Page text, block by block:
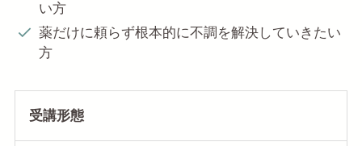
い方
薬だけに頼らず根本的に不調を解決していきたい
方
受講形態